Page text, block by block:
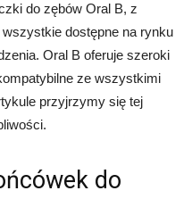
do zębów Oral B, z
dostępne na rynku
Oral B oferuje szeroki
ze wszystkimi
przyjrzymy się tej
do